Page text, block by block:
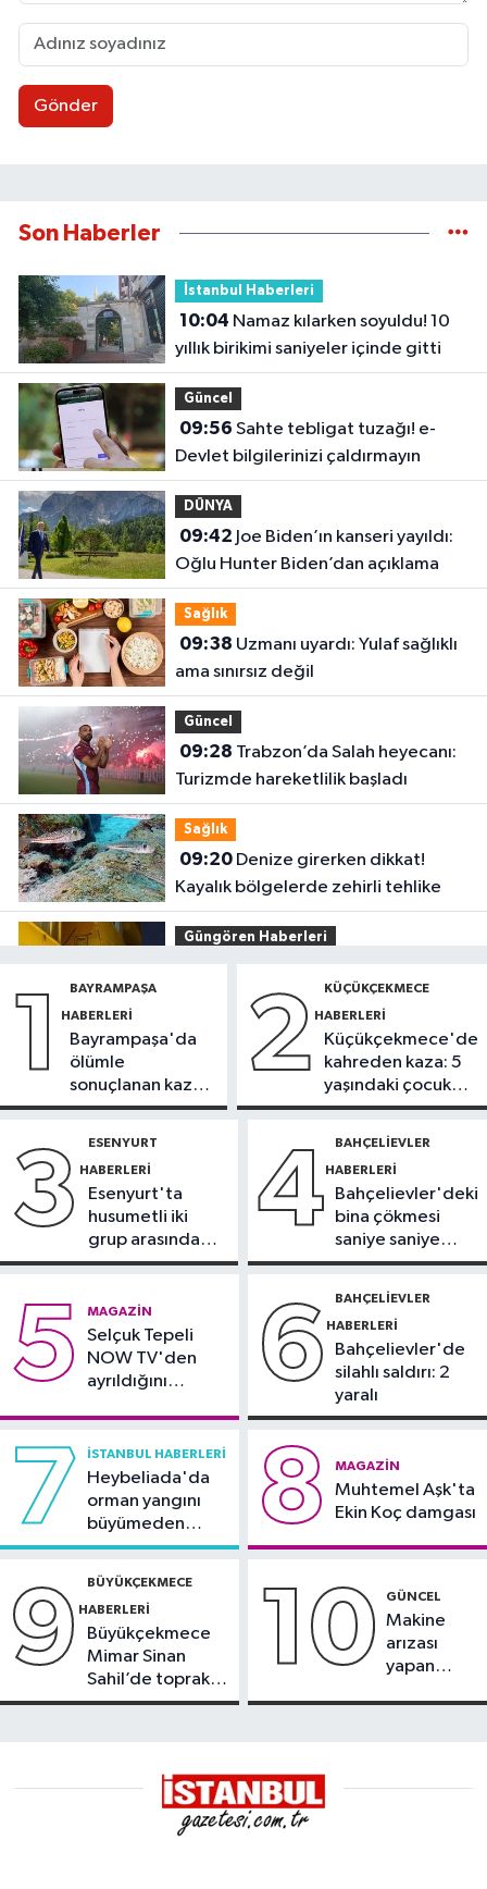
Gönder
Son Haberler
İstanbul Haberleri
10:04
yıllık birikimi saniyeler içinde gitti
Güncel
09:56
Devlet bilgilerinizi çaldırmayın
DÜNYA
09:42
Oğlu Hunter Biden’dan açıklama
Sağlık
09:38
ama sınırsız değil
Güncel
09:28
Turizmde hareketlilik başladı
Sağlık
09:20Denize girerken dikkat!
Kayalık bölgelerde zehirli tehlike
Güngören Haberleri
5 katlı bina tahliye edildi
Sultanbeyli Haberleri
merkezinde korkutan yangın
İstanbul Haberleri
şahsı bu yılın ilk 7 yılında yakalamış
durumdayız"
Sitesi'ndeki yangın söndürüldü: İş
yeri kullanılamaz hale geldi
1 BAYRAMPAŞA
HABERLERI
Bayrampaşa'da
ölümle
sonuçlanan kaza:
Sürücü
2 KÜÇÜKÇEKMECE
HABERLERI
Küçükçekmece'de
kahreden kaza: 5
yaşındaki çocuk
yoğun bakımda
3 ESENYURT
HABERLERI
Esenyurt'ta
husumetli iki
grup arasında
silahlı kavga
4 BAHÇELIEVLER
HABERLERI
Bahçelievler'deki
bina çökmesi
saniye saniye
görüntülendi
5 MAGAZIN
Selçuk Tepeli
NOW TV'den
ayrıldığını
6 BAHÇELIEVLER
HABERLERI
Bahçelievler'de
silahlı saldırı: 2
yaralı
7 İSTANBUL HABERLERI
Heybeliada'da
orman yangını
büyümeden
söndürüldü
8 MAGAZIN
Muhtemel Aşk'ta
Ekin Koç damgası
9 BÜYÜKÇEKMECE
HABERLERI
Büyükçekmece
Mimar Sinan
Sahil’de toprak
kayması
10 GÜNCEL
Makine
arızası
yapan